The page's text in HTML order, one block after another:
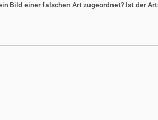
Bild einer falschen Art zugeordnet? Ist der